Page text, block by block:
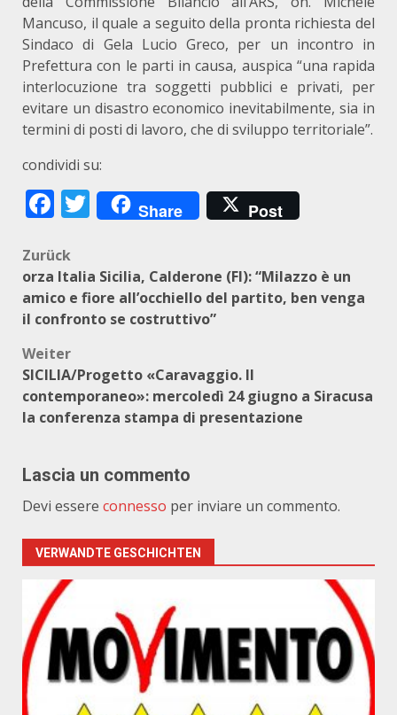
Mancuso, il quale a seguito della pronta richiesta del
Sindaco di Gela Lucio Greco, per un incontro in
Prefettura con le parti in causa, auspica “una rapida
interlocuzione tra soggetti pubblici e privati, per
evitare un disastro economico inevitabilmente, sia in
termini di posti di lavoro, che di sviluppo territoriale”.
condividi su:
Facebook
Twitter
Share Post
Beitragsnavigation
Zurück
orza Italia Sicilia, Calderone (FI): “Milazzo è un
amico e fiore all’occhiello del partito, ben venga
il confronto se costruttivo”
Weiter
SICILIA/Progetto «Caravaggio. Il
contemporaneo»: mercoledì 24 giugno a Siracusa
la conferenza stampa di presentazione
Lascia un commento
Devi essere connesso per inviare un commento.
VERWANDTE GESCHICHTEN